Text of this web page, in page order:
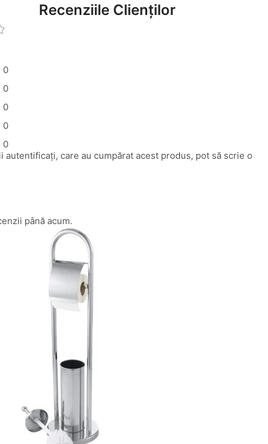
Recenziile Clienților
0
0
0
0
0
până acum.
autentificați, care au cumpărat acest produs, pot să scrie o